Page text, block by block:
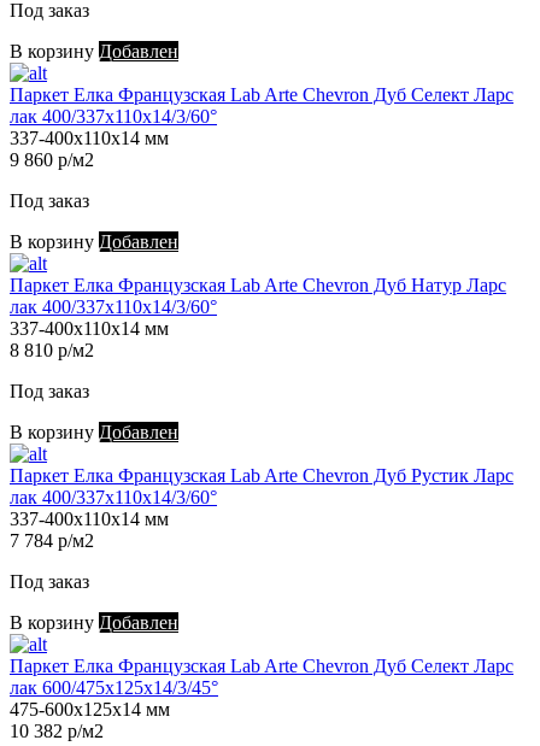
Под заказ
В корзину Добавлен
Паркет Елка Французская Lab Arte Chevron Дуб Селект Ларс
лак 400/337х110х14/3/60°
337-400х110х14 мм
9 860 р/м2
Под заказ
В корзину Добавлен
Паркет Елка Французская Lab Arte Chevron Дуб Натур Ларс
лак 400/337х110х14/3/60°
337-400х110х14 мм
8 810 р/м2
Под заказ
В корзину Добавлен
Паркет Елка Французская Lab Arte Chevron Дуб Рустик Ларс
лак 400/337х110х14/3/60°
337-400х110х14 мм
7 784 р/м2
Под заказ
В корзину Добавлен
Паркет Елка Французская Lab Arte Chevron Дуб Селект Ларс
лак 600/475х125х14/3/45°
475-600х125х14 мм
10 382 р/м2